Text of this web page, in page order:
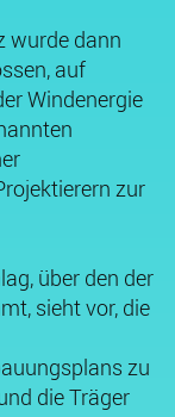
wurde dann
auf
Windenergie
zur
über den der
sieht vor, die
zu
die Träger